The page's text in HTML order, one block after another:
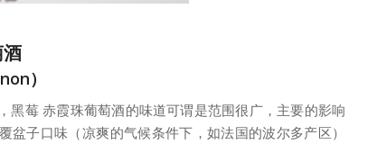
）
黑莓 赤霞珠葡萄酒的味道可谓是范围很广，主要的影响
盆子口味（凉爽的气候条件下，如法国的波尔多产区）